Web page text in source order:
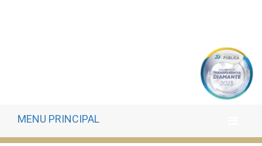
MENU PRINCIPAL